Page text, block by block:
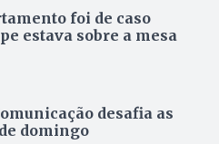
foi de caso
estava sobre a mesa
desafia as
domingo